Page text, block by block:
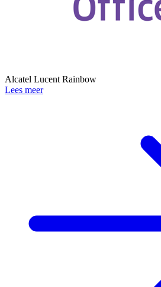
Alcatel Lucent Rainbow
Lees meer